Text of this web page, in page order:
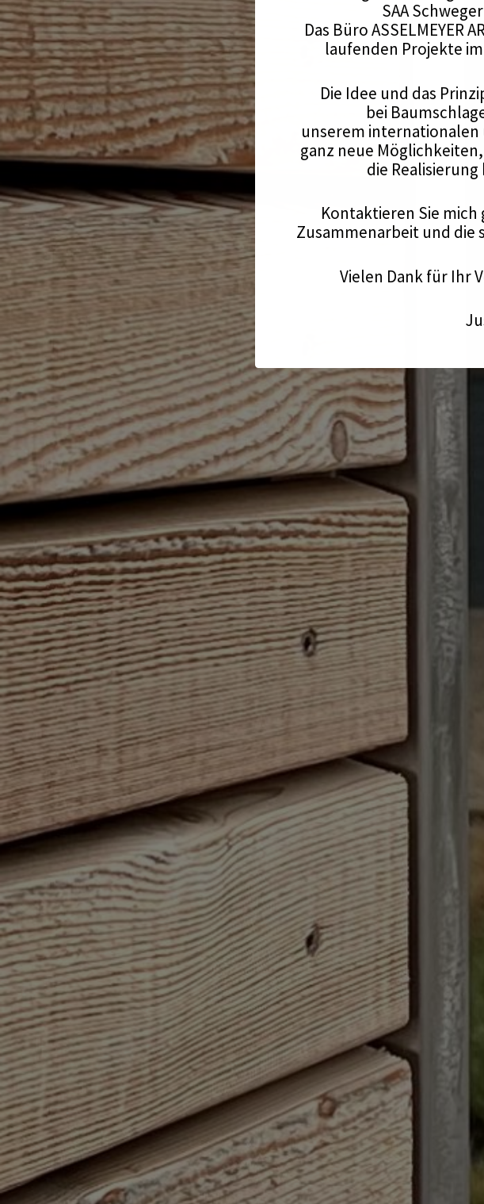
SAA
Das Büro ASSELMEYER
laufenden Projekte
Die Idee und das
bei
unserem
ganz neue
die
Kontaktieren Sie
Zusammenarbeit und die
Vielen Dank für Ihr